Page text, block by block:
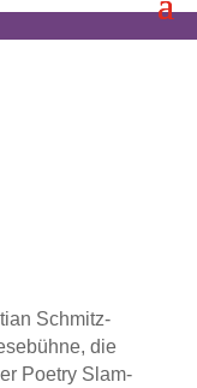
Schmitz-
die
Poetry Slam-